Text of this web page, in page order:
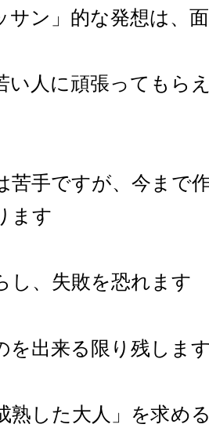
サン」的な発想は、
い人に頑張ってもら
苦手ですが、今まで
ます
し、失敗を恐れます
を出来る限り残しま
熟した大人」を求め